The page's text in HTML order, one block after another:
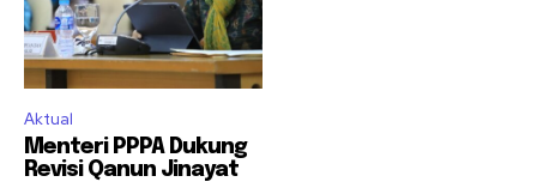
Aktual
Menteri PPPA Dukung
Revisi Qanun Jinayat